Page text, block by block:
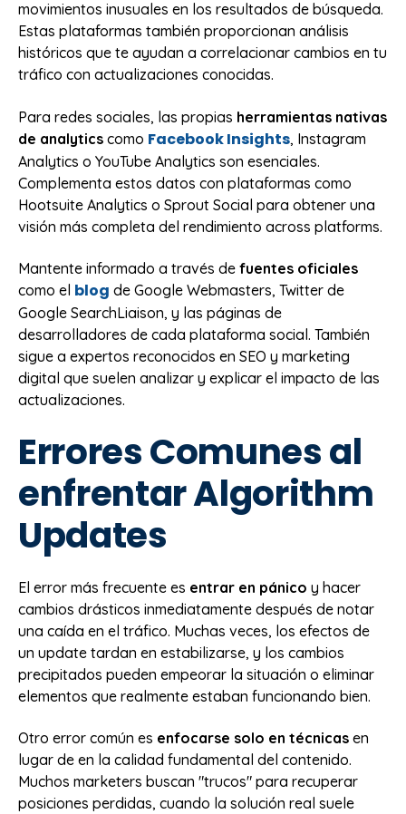
movimientos inusuales en los resultados de búsqueda.
Estas plataformas también proporcionan análisis
históricos que te ayudan a correlacionar cambios en tu
tráfico con actualizaciones conocidas.
Para redes sociales, las propias herramientas nativas
de analytics como Facebook Insights, Instagram
Analytics o YouTube Analytics son esenciales.
Complementa estos datos con plataformas como
Hootsuite Analytics o Sprout Social para obtener una
visión más completa del rendimiento across platforms.
Mantente informado a través de fuentes oficiales
como el blog de Google Webmasters, Twitter de
Google SearchLiaison, y las páginas de
desarrolladores de cada plataforma social. También
sigue a expertos reconocidos en SEO y marketing
digital que suelen analizar y explicar el impacto de las
actualizaciones.
Errores Comunes al
enfrentar Algorithm
Updates
El error más frecuente es entrar en pánico y hacer
cambios drásticos inmediatamente después de notar
una caída en el tráfico. Muchas veces, los efectos de
un update tardan en estabilizarse, y los cambios
precipitados pueden empeorar la situación o eliminar
elementos que realmente estaban funcionando bien.
Otro error común es enfocarse solo en técnicas en
lugar de en la calidad fundamental del contenido.
Muchos marketers buscan "trucos" para recuperar
posiciones perdidas, cuando la solución real suele